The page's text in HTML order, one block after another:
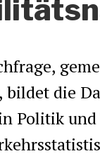
bildet die
Politik